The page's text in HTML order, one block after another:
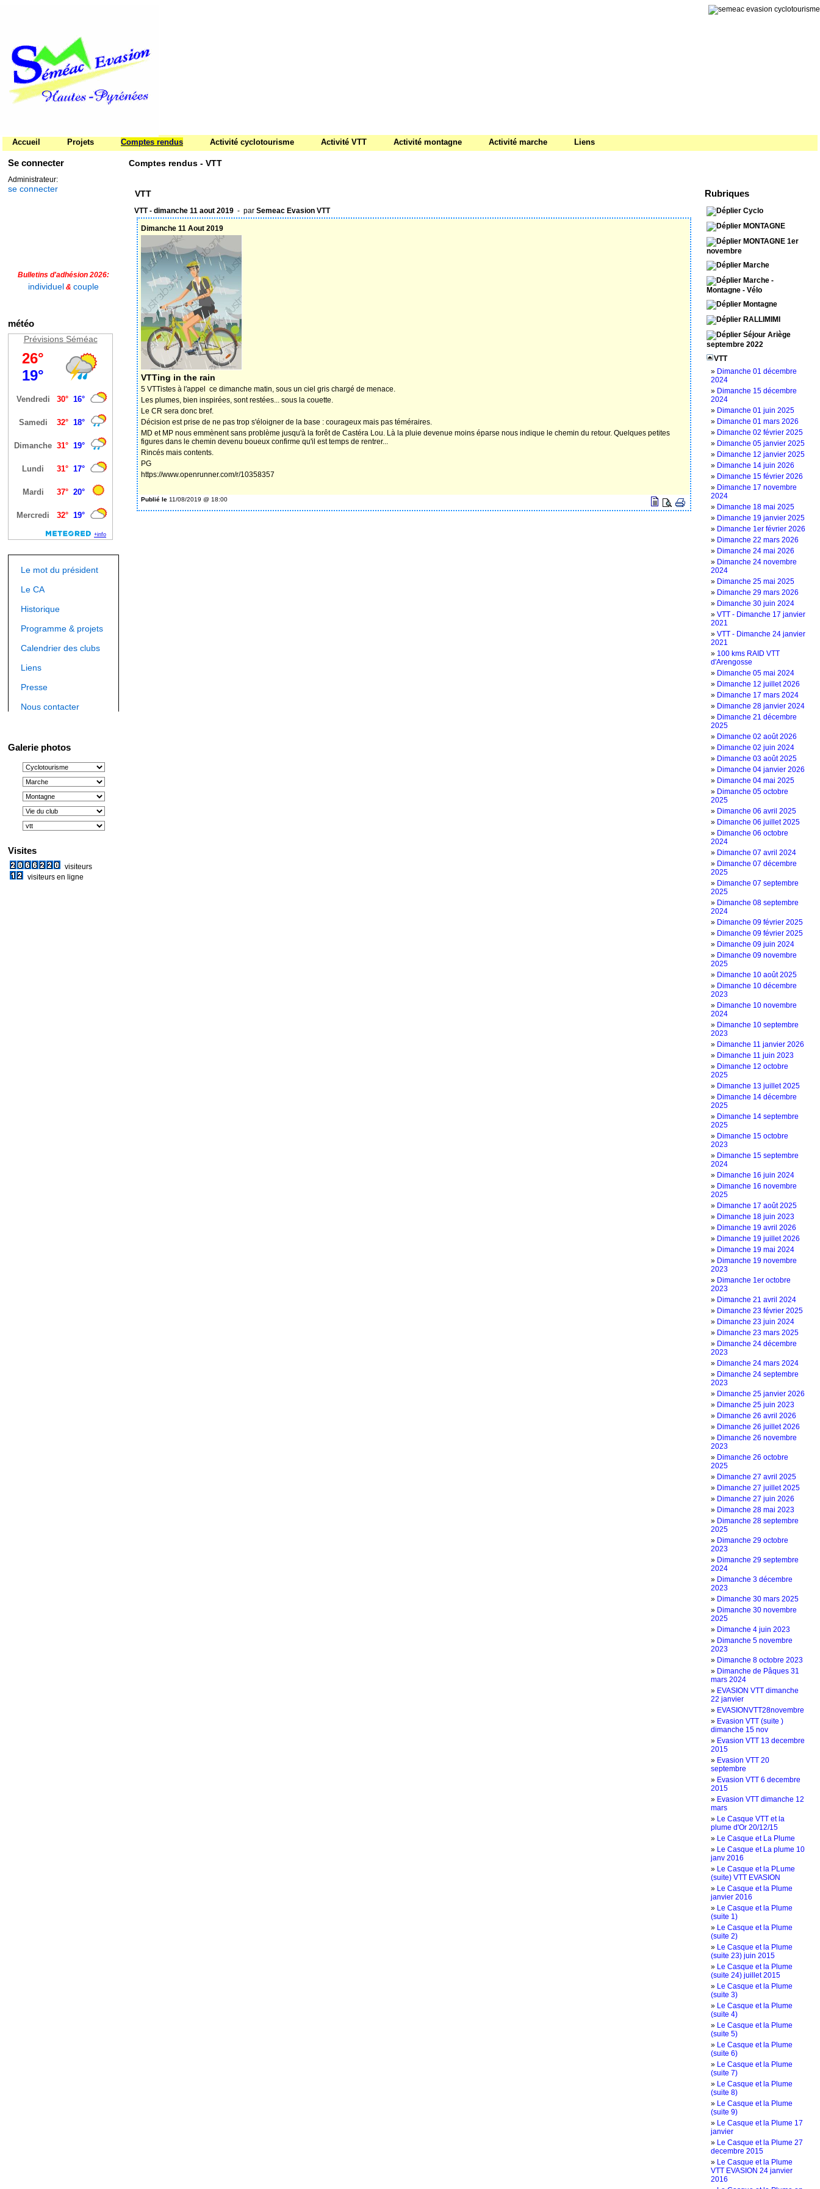
Accueil Projets Comptes rendus Activité cyclotourisme Activité VTT Activité montagne Activité marche Liens
Se connecter
Administrateur:
se connecter
Bulletins d'adhésion 2026:
individuel & couple
météo
Prévisions Séméac
Le mot du président
Le CA
Historique
Programme & projets
Calendrier des clubs
Liens
Presse
Nous contacter
Galerie photos
Visites
visiteurs
visiteurs en ligne
Comptes rendus - VTT
VTT
VTT - dimanche 11 aout 2019 - par Semeac Evasion VTT
Dimanche 11 Aout 2019
VTTing in the rain
5 VTTistes à l'appel ce dimanche matin, sous un ciel gris chargé de menace.
Les plumes, bien inspirées, sont restées... sous la couette.
Le CR sera donc bref.
Décision est prise de ne pas trop s'éloigner de la base : courageux mais pas téméraires.
MD et MP nous emmènent sans problème jusqu'à la forêt de Castéra Lou. Là la pluie devenue moins éparse nous indique le chemin du retour. Quelques petites
figures dans le chemin devenu boueux confirme qu'il est temps de rentrer...
Rincés mais contents.
PG
https://www.openrunner.com/r/10358357
Publié le 11/08/2019 @ 18:00
Rubriques
Cyclo
MONTAGNE
MONTAGNE 1er
novembre
Marche
Marche -
Montagne - Vélo
Montagne
RALLIMIMI
Séjour Ariège
septembre 2022
VTT
» ‌‌Dimanche 01 décembre
2024
» ‌‌Dimanche 15 décembre
2024
» ‌Dimanche 01 juin 2025
» ‌Dimanche 01 mars 2026
» ‌Dimanche 02 février 2025
» ‌Dimanche 05 janvier 2025
» ‌Dimanche 12 janvier 2025
» ‌Dimanche 14 juin 2026
» ‌Dimanche 15 février 2026
» ‌Dimanche 17 novembre
2024
» ‌Dimanche 18 mai 2025
» ‌Dimanche 19 janvier 2025
» ‌Dimanche 1er février 2026
» ‌Dimanche 22 mars 2026
» ‌Dimanche 24 mai 2026
» ‌Dimanche 24 novembre
2024
» ‌Dimanche 25 mai 2025
» ‌Dimanche 29 mars 2026
» ‌Dimanche 30 juin 2024
» ‌VTT - Dimanche 17 janvier
2021
» ‌VTT - Dimanche 24 janvier
2021
» 100 kms RAID VTT
d'Arengosse
» D‌imanche 05 mai 2024
» D‌imanche 12 juillet 2026
» D‌imanche 17 mars 2024
» D‌imanche 28 janvier 2024
» Dimanche 21 décembre
2025
» Dimanche 02 août 2026
» Dimanche 02 juin 2024
» Dimanche 03 août 2025
» Dimanche 04 janvier 2026
» Dimanche 04 mai 2025
» Dimanche 05 octobre
2025
» Dimanche 06 avril 2025
» Dimanche 06 juillet 2025
» Dimanche 06 octobre
2024
» Dimanche 07 avril 2024
» Dimanche 07 décembre
2025
» Dimanche 07 septembre
2025
» Dimanche 08 septembre
2024
» Dimanche 09 février 2025
» Dimanche 09 février 2025
» Dimanche 09 juin 2024
» Dimanche 09 novembre
2025
» Dimanche 10 août 2025
» Dimanche 10 décembre
2023
» Dimanche 10 novembre
2024
» Dimanche 10 septembre
2023
» Dimanche 11 janvier 2026
» Dimanche 11 juin 2023
» Dimanche 12 octobre
2025
» Dimanche 13 juillet 2025
» Dimanche 14 décembre
2025
» Dimanche 14 septembre
2025
» Dimanche 15 octobre
2023
» Dimanche 15 septembre
2024
» Dimanche 16 juin 2024
» Dimanche 16 novembre
2025
» Dimanche 17 août 2025
» Dimanche 18 juin 2023
» Dimanche 19 avril 2026
» Dimanche 19 juillet 2026
» Dimanche 19 mai 2024
» Dimanche 19 novembre
2023
» Dimanche 1er octobre
2023
» Dimanche 21 avril 2024
» Dimanche 23 février 2025
» Dimanche 23 juin 2024
» Dimanche 23 mars 2025
» Dimanche 24 décembre
2023
» Dimanche 24 mars 2024
» Dimanche 24 septembre
2023
» Dimanche 25 janvier 2026
» Dimanche 25 juin 2023
» Dimanche 26 avril 2026
» Dimanche 26 juillet 2026
» Dimanche 26 novembre
2023
» Dimanche 26 octobre
2025
» Dimanche 27 avril 2025
» Dimanche 27 juillet 2025
» Dimanche 27 juin 2026
» Dimanche 28 mai 2023
» Dimanche 28 septembre
2025
» Dimanche 29 octobre
2023
» Dimanche 29 septembre
2024
» Dimanche 3 décembre
2023
» Dimanche 30 mars 2025
» Dimanche 30 novembre
2025
» Dimanche 4 juin 2023
» Dimanche 5 novembre
2023
» Dimanche 8 octobre 2023
» Dimanche de Pâques 31
mars 2024
» EVASION VTT dimanche
22 janvier
» EVASIONVTT28novembre
» Evasion VTT (suite )
dimanche 15 nov
» Evasion VTT 13 decembre
2015
» Evasion VTT 20
septembre
» Evasion VTT 6 decembre
2015
» Evasion VTT dimanche 12
mars
» Le Casque VTT et la
plume d'Or 20/12/15
» Le Casque et La Plume
» Le Casque et La plume 10
janv 2016
» Le Casque et la PLume
(suite) VTT EVASION
» Le Casque et la Plume
janvier 2016
» Le Casque et la Plume
(suite 1)
» Le Casque et la Plume
(suite 2)
» Le Casque et la Plume
(suite 23) juin 2015
» Le Casque et la Plume
(suite 24) juillet 2015
» Le Casque et la Plume
(suite 3)
» Le Casque et la Plume
(suite 4)
» Le Casque et la Plume
(suite 5)
» Le Casque et la Plume
(suite 6)
» Le Casque et la Plume
(suite 7)
» Le Casque et la Plume
(suite 8)
» Le Casque et la Plume
(suite 9)
» Le Casque et la Plume 17
janvier
» Le Casque et la Plume 27
decembre 2015
» Le Casque et la Plume
VTT EVASION 24 janvier
2016